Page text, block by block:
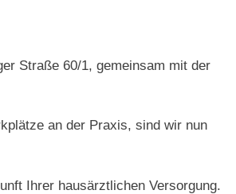
Straße 60/1, gemeinsam mit der
an der Praxis, sind wir nun
Ihrer hausärztlichen Versorgung.